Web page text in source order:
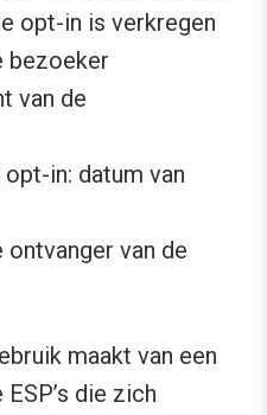
opt-in is verkregen
bezoeker
van de
in: datum van
ontvanger van de
maakt van een
die zich